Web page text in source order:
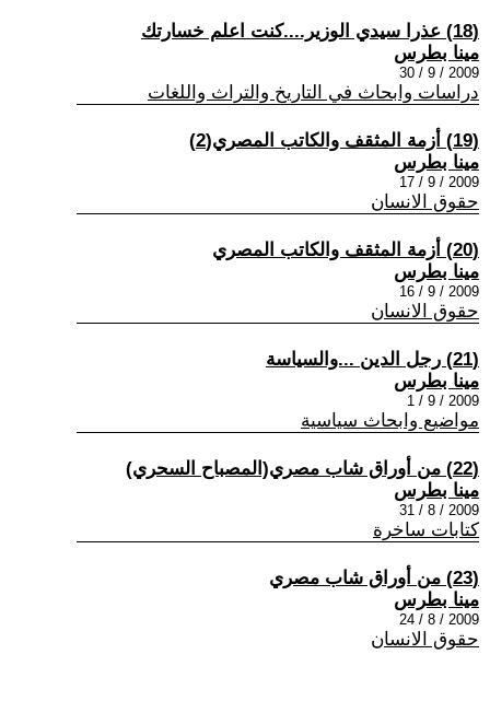
(18) عذرا سيدي الوزير....كنت اعلم خسارتك
مينا بطرس
2009 / 9 / 30
دراسات وابحاث في التاريخ والتراث واللغات
(19) أزمة المثقف والكاتب المصري(2)
مينا بطرس
2009 / 9 / 17
حقوق الانسان
(20) أزمة المثقف والكاتب المصري
مينا بطرس
2009 / 9 / 16
حقوق الانسان
(21) رجل الدين ...والسياسة
مينا بطرس
2009 / 9 / 1
مواضيع وابحاث سياسية
(22) من أوراق شاب مصري(المصباح السحري)
مينا بطرس
2009 / 8 / 31
كتابات ساخرة
(23) من أوراق شاب مصري
مينا بطرس
2009 / 8 / 24
حقوق الانسان